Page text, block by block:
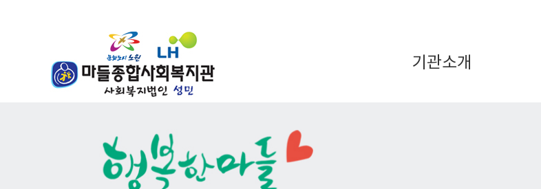
기관소개